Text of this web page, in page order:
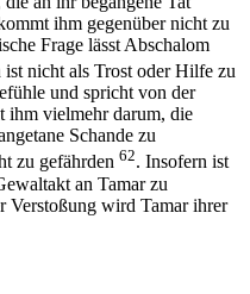
ihm gegenüber nicht zu
Frage lässt Abschalom
ist nicht als Trost oder Hilfe zu
und spricht von der
ihm vielmehr darum, die
Schande zu
zu gefährden 62. Insofern ist
an Tamar zu
Verstoßung wird Tamar ihrer